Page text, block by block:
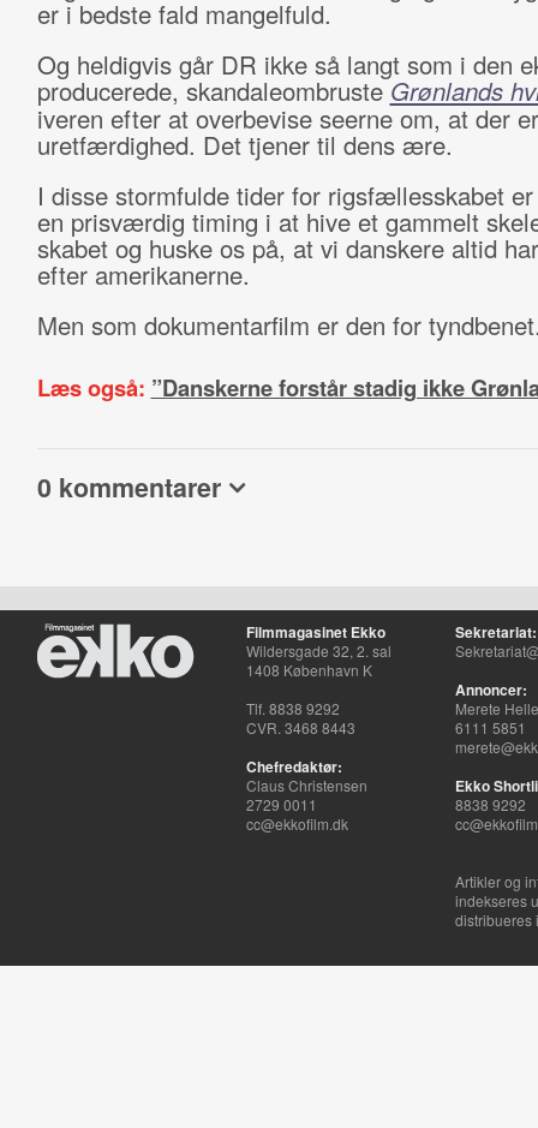
er i bedste fald mangelfuld.
Og heldigvis går DR ikke så langt som i den
producerede, skandaleombrusteGrønlands
iveren efter at overbevise seerne om, at der
uretfærdighed. Det tjener til dens ære.
I disse stormfulde tider for rigsfællesskabet
en prisværdig timing i at hive et gammelt
skabet og huske os på, at vi danskere altid
efter amerikanerne.
Men som dokumentarfilm er den for
Læs også: ”Danskerne forstår stadig ikke
0 kommentarer
Filmmagasinet Ekko
Wildersgade 32, 2. sal
1408 København K
Tlf. 8838 9292
CVR. 3468 8443
Chefredaktør:
Claus Christensen
2729 0011
cc@ekkofilm.dk
Sekretariat:
Annoncer:
Merete
6111 5851
Ekko
8838 9292
Artikler og
indekseres
distribueres